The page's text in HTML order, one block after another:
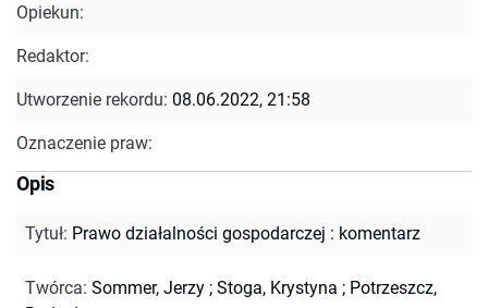
Opiekun:
Redaktor:
Utworzenie rekordu: 08.06.2022, 21:58
Oznaczenie praw:
Opis
Tytuł: Prawo działalności gospodarczej : komentarz
Twórca: Sommer, Jerzy ; Stoga, Krystyna ; Potrzeszcz,